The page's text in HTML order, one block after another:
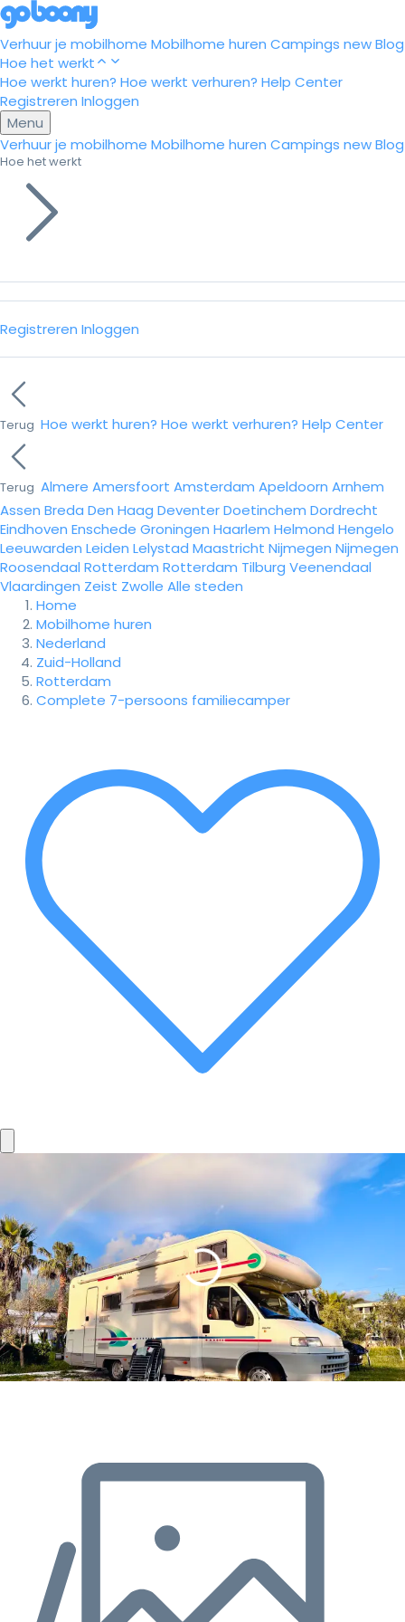
Verhuur je mobilhome Mobilhome huren Campings newBlog
Hoe het werkt
Hoe werkt huren? Hoe werkt verhuren? Help Center
Registreren Inloggen
Menu
Verhuur je mobilhome Mobilhome huren Campings newBlog
Hoe het werkt
Registreren Inloggen
Terug Hoe werkt huren? Hoe werkt verhuren? Help Center
Terug Almere Amersfoort Amsterdam Apeldoorn Arnhem
Assen Breda Den Haag DeventerDoetinchem Dordrecht
Eindhoven Enschede Groningen Haarlem Helmond Hengelo
Leeuwarden Leiden Lelystad Maastricht Nijmegen Nijmegen
Roosendaal Rotterdam Rotterdam Tilburg Veenendaal
Vlaardingen Zeist Zwolle Alle steden
Home
Mobilhome huren
Nederland
Zuid-Holland
Rotterdam
Complete 7-persoons familiecamper